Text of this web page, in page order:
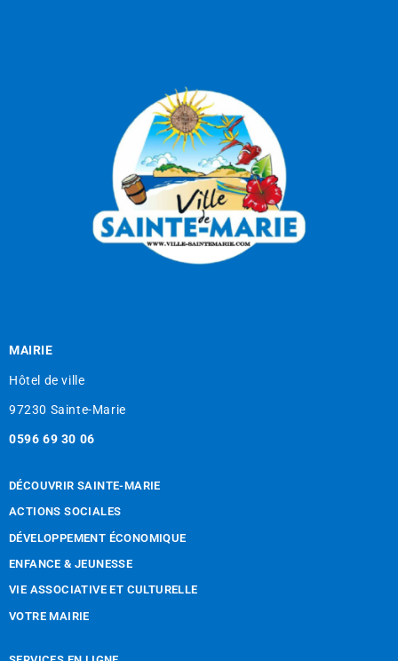
MAIRIE
Hôtel de ville
97230 Sainte-Marie
0596 69 30 06
DÉCOUVRIR SAINTE-MARIE
ACTIONS SOCIALES
DÉVELOPPEMENT ÉCONOMIQUE
ENFANCE & JEUNESSE
VIE ASSOCIATIVE ET CULTURELLE
VOTRE MAIRIE